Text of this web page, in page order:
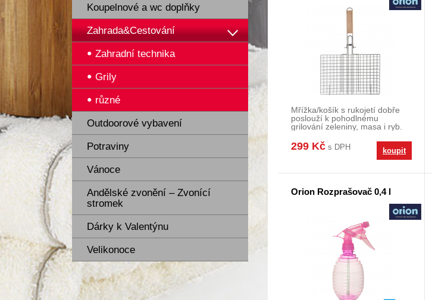
Koupelnové a wc doplňky
Zahrada&Cestování
Zahradní technika
Grily
různé
Outdoorové vybavení
Potraviny
Vánoce
Andělské zvonění – Zvonící
stromek
Dárky k Valentýnu
Velikonoce
Mřížka/košík s rukojetí dobře
poslouží k pohodlnému
grilování zeleniny, masa i ryb.
299 Kč s DPH koupit
Orion Rozprašovač 0,4 l